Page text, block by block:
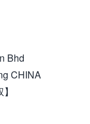
Bhd
CHINA